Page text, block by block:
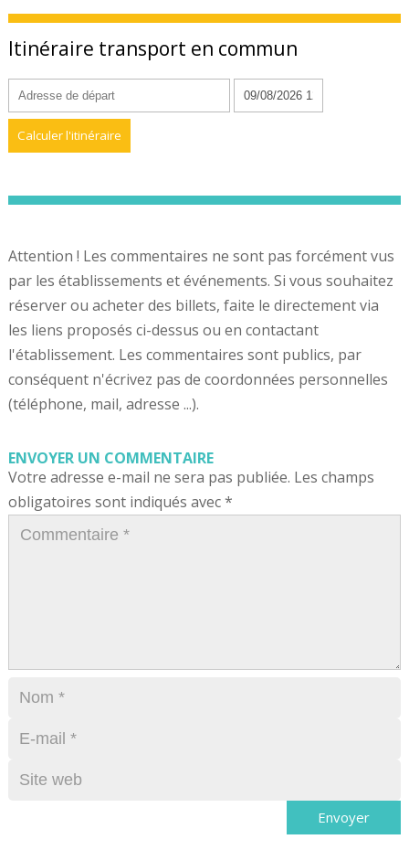
Itinéraire transport en commun
Attention ! Les commentaires ne sont pas forcément vus
par les établissements et événements. Si vous souhaitez
réserver ou acheter des billets, faite le directement via
les liens proposés ci-dessus ou en contactant
l'établissement. Les commentaires sont publics, par
conséquent n'écrivez pas de coordonnées personnelles
(téléphone, mail, adresse ...).
ENVOYER UN COMMENTAIRE
Votre adresse e-mail ne sera pas publiée. Les champs
obligatoires sont indiqués avec*